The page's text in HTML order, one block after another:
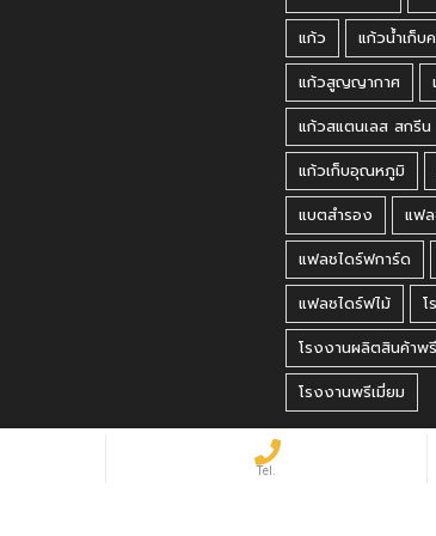
แก้ว
แก้วน้ำเก็บ
แก้วสูญญากาศ
แก้วสแตนเลส สกรีน
แก้วเก็บอุณหภูมิ
แบตสำรอง
แฟ
แฟลชไดร์ฟการ์ด
แฟลชไดร์ฟไม้
โ
โรงงานผลิตสินค้าพ
โรงงานพรีเมี่ยม